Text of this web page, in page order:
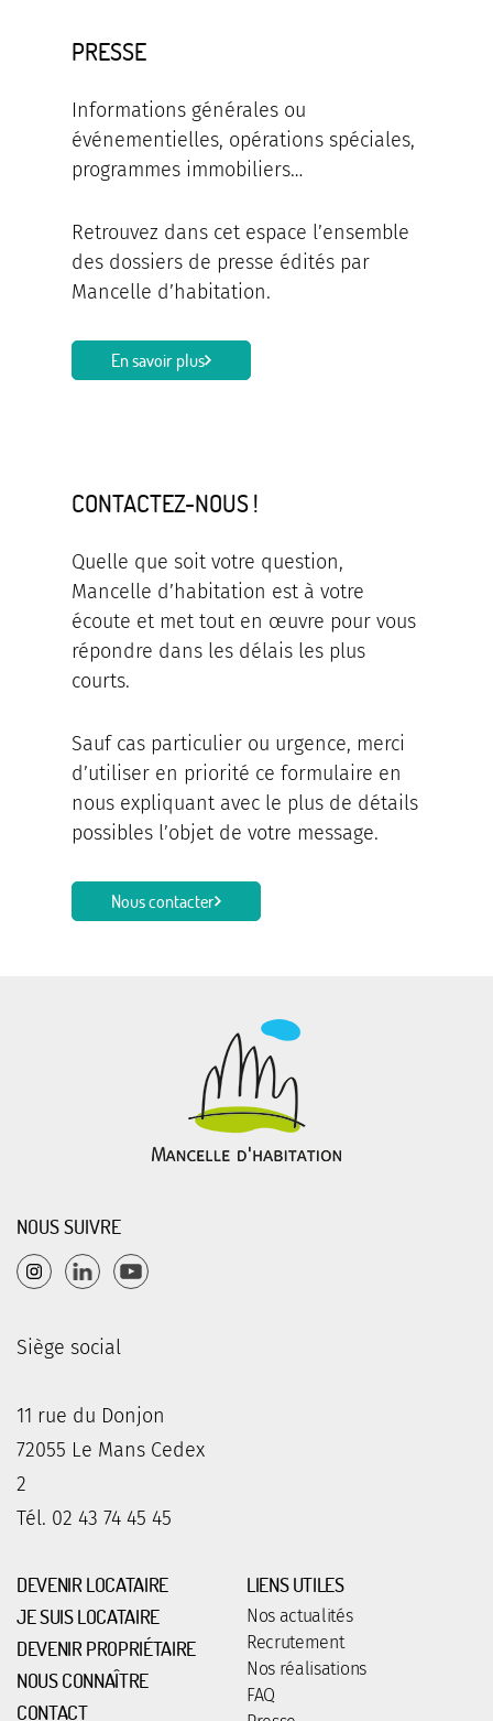
PRESSE
Informations générales ou
événementielles, opérations spéciales,
programmes immobiliers…
Retrouvez dans cet espace l’ensemble
des dossiers de presse édités par
Mancelle d’habitation.
En savoir plus
CONTACTEZ-NOUS !
Quelle que soit votre question,
Mancelle d’habitation est à votre
écoute et met tout en œuvre pour vous
répondre dans les délais les plus
courts.
Sauf cas particulier ou urgence, merci
d’utiliser en priorité ce formulaire en
nous expliquant avec le plus de détails
possibles l’objet de votre message.
Nous contacter
NOUS SUIVRE
Siège social
11 rue du Donjon
72055 Le Mans Cedex
2
Tél. 02 43 74 45 45
DEVENIR LOCATAIRE
JE SUIS LOCATAIRE
DEVENIR PROPRIÉTAIRE
NOUS CONNAÎTRE
CONTACT
LIENS UTILES
Nos actualités
Recrutement
Nos réalisations
FAQ